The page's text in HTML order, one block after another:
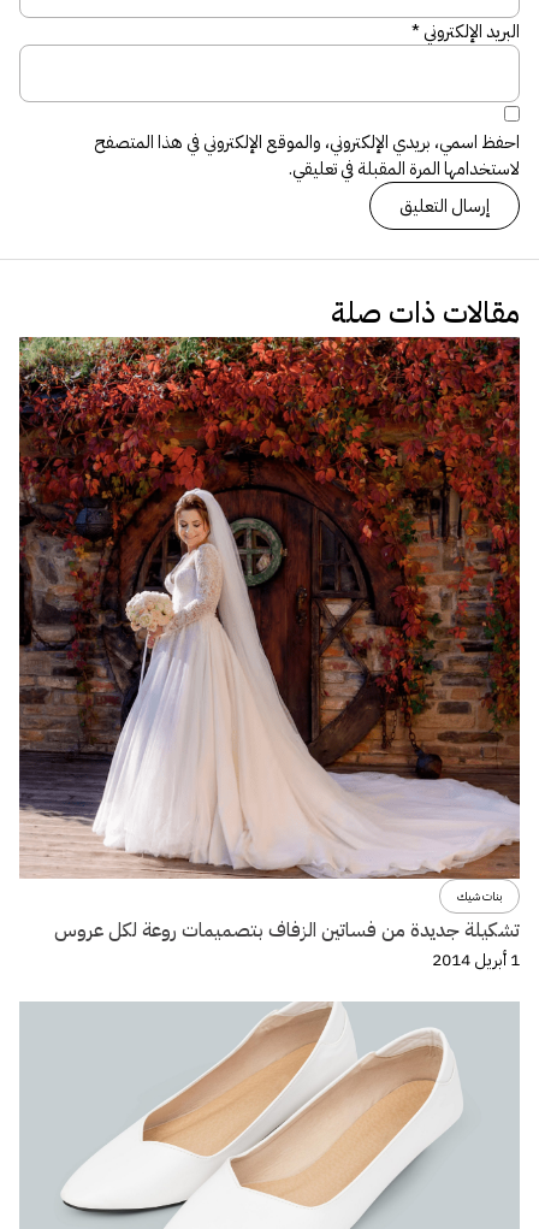
البريد الإلكتروني*
احفظ اسمي، بريدي الإلكتروني، والموقع الإلكتروني في هذا المتصفح
لاستخدامها المرة المقبلة في تعليقي.
مقالات ذات صلة
بنات شيك
تشكيلة جديدة من فساتين الزفاف بتصميمات روعة لكل عروس
1 أبريل 2014